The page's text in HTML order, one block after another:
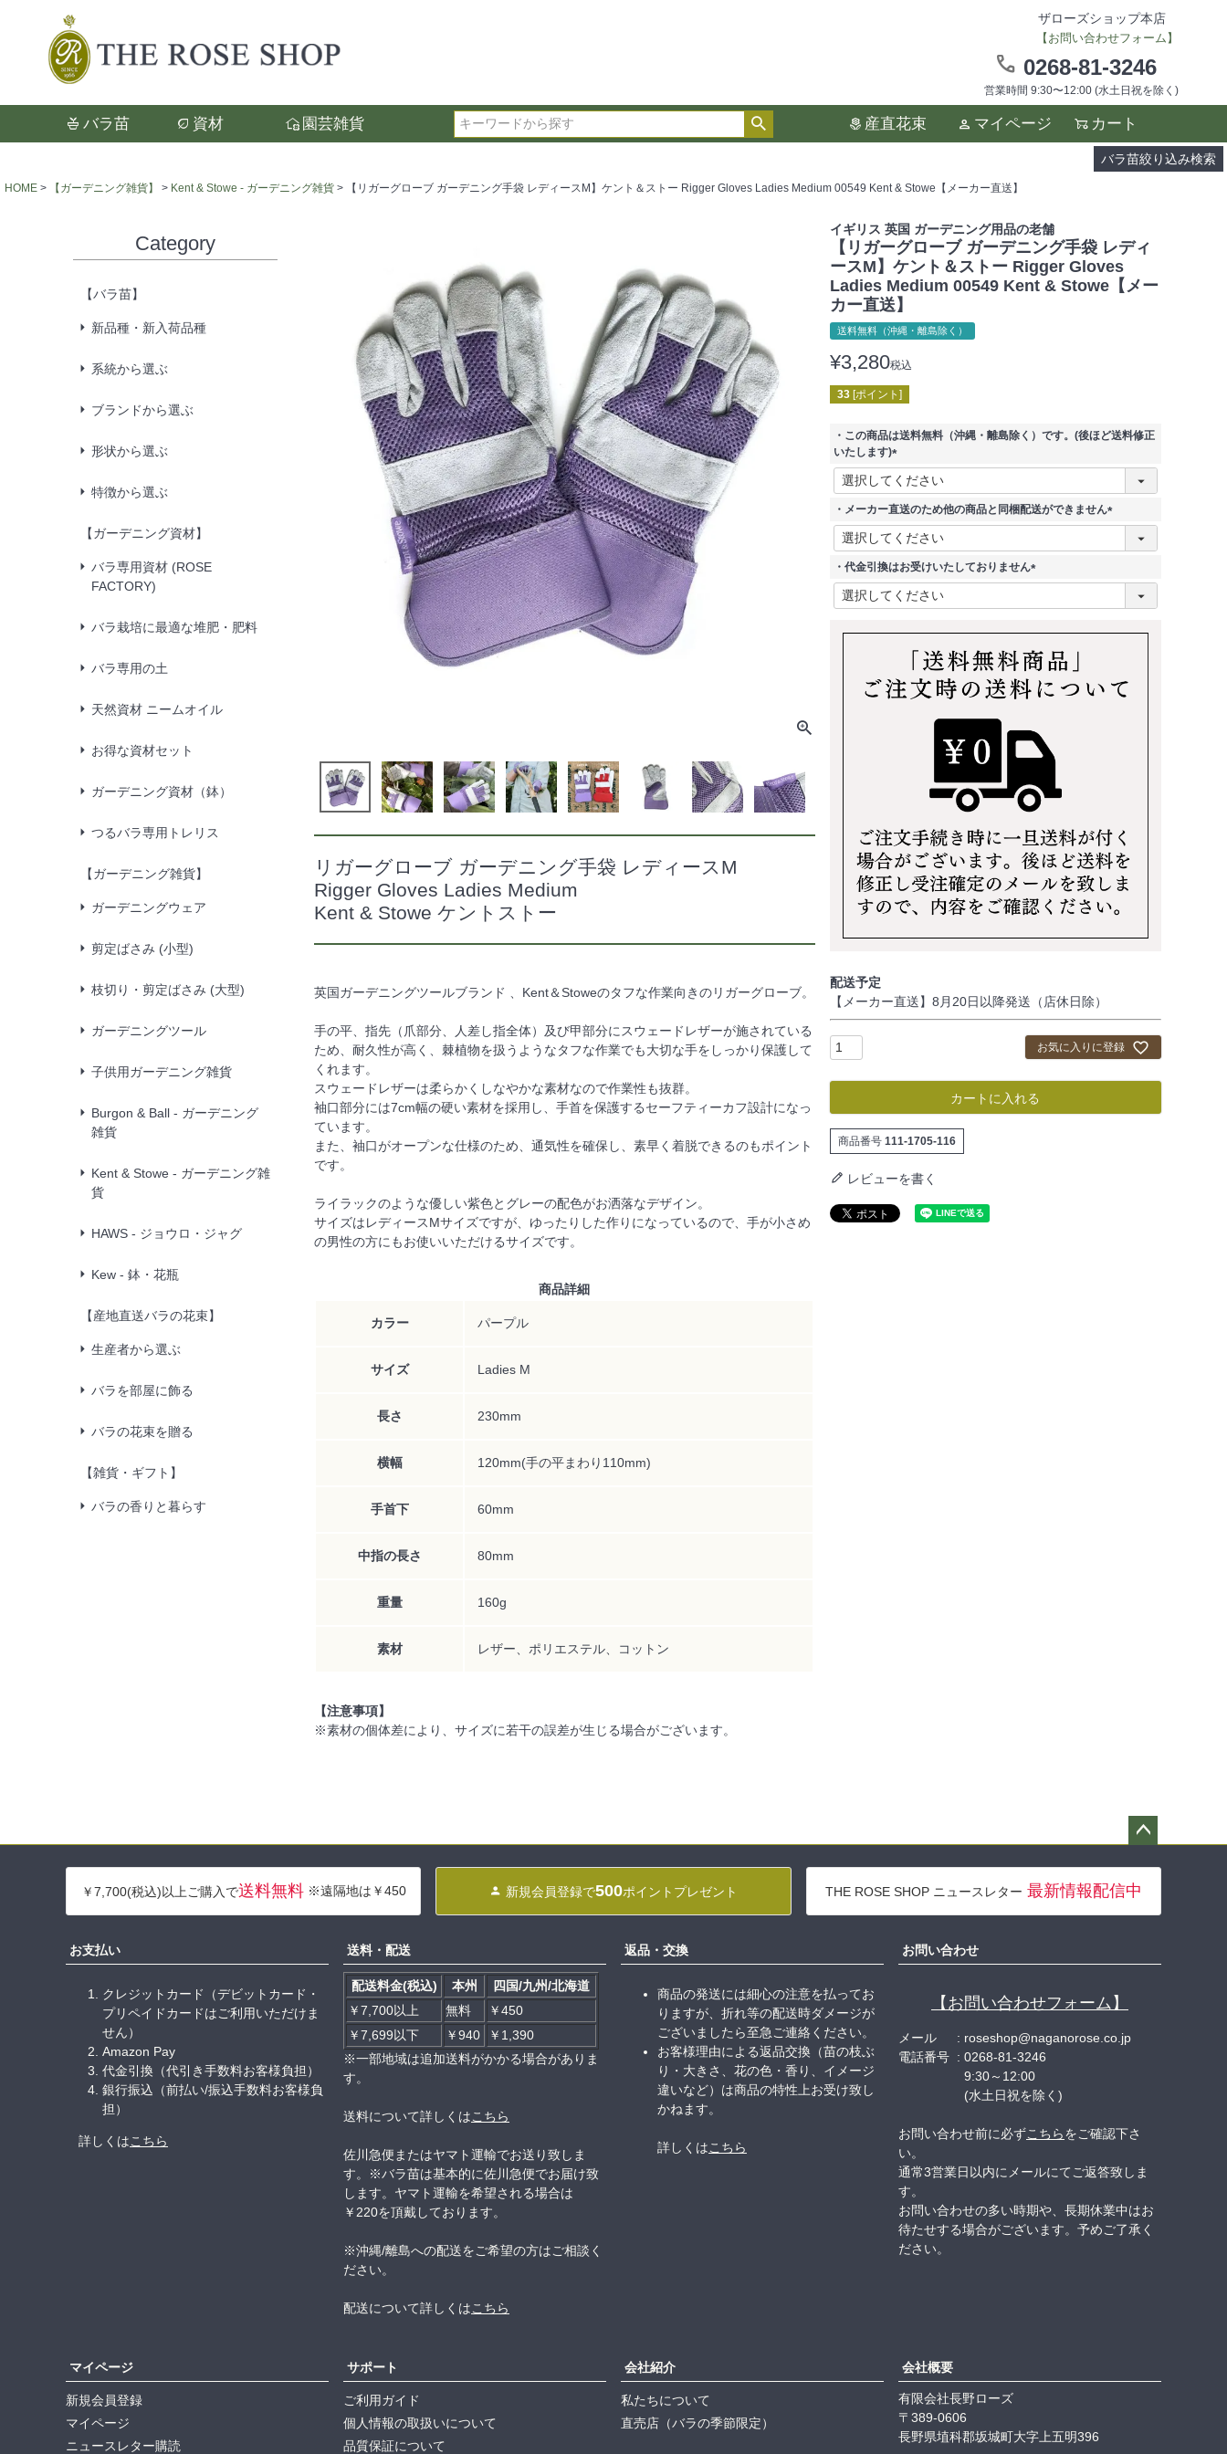
ザローズショップ本店
【お問い合わせフォーム】
0268-81-3246
営業時間 9:30〜12:00 (水土日祝を除く)
バラ苗 資材 園芸雑貨
検索 産直花束 マイページ カート
バラ苗絞り込み検索
検索
選択した項目全てに該当する品種のみ検索結果に表示されます。
タイプ、カラー、ブランドなどは1つずつ選択してください。
HOME 【ガーデニング雑貨】 Kent & Stowe - ガーデニング雑貨 【リガーグローブ ガーデニング手袋 レディースM】ケント＆ストー Rigger Gloves Ladies Medium 00549 Kent & Stowe【メーカー直送】
Category
【バラ苗】
新品種・新入荷品種
系統から選ぶ
ブランドから選ぶ
形状から選ぶ
特徴から選ぶ
【ガーデニング資材】
バラ専用資材 (ROSE
FACTORY)
バラ栽培に最適な堆肥・肥料
バラ専用の土
天然資材 ニームオイル
お得な資材セット
ガーデニング資材（鉢）
つるバラ専用トレリス
【ガーデニング雑貨】
ガーデニングウェア
剪定ばさみ (小型)
枝切り・剪定ばさみ (大型)
ガーデニングツール
子供用ガーデニング雑貨
Burgon & Ball - ガーデニング
雑貨
Kent & Stowe - ガーデニング雑
貨
HAWS - ジョウロ・ジャグ
Kew - 鉢・花瓶
【産地直送バラの花束】
生産者から選ぶ
バラを部屋に飾る
バラの花束を贈る
【雑貨・ギフト】
バラの香りと暮らす
リガーグローブ ガーデニング手袋 レディースM
Rigger Gloves Ladies Medium
Kent & Stowe ケントストー
英国ガーデニングツールブランド 、Kent＆Stoweのタフな作業向きのリガーグローブ。
手の平、指先（爪部分、人差し指全体）及び甲部分にスウェードレザーが施されている
ため、耐久性が高く、棘植物を扱うようなタフな作業でも大切な手をしっかり保護して
くれます。
スウェードレザーは柔らかくしなやかな素材なので作業性も抜群。
袖口部分には7cm幅の硬い素材を採用し、手首を保護するセーフティーカフ設計になっ
ています。
また、袖口がオープンな仕様のため、通気性を確保し、素早く着脱できるのもポイント
です。
ライラックのような優しい紫色とグレーの配色がお洒落なデザイン。
サイズはレディースMサイズですが、ゆったりした作りになっているので、手が小さめ
の男性の方にもお使いいただけるサイズです。
商品詳細
カラー パープル
サイズ Ladies M
長さ 230mm
横幅 120mm(手の平まわり110mm)
手首下 60mm
中指の長さ 80mm
重量 160g
素材 レザー、ポリエステル、コットン
【注意事項】
※素材の個体差により、サイズに若干の誤差が生じる場合がございます。
イギリス 英国 ガーデニング用品の老舗
【リガーグローブ ガーデニング手袋 レディ
ースM】ケント＆ストー Rigger Gloves
Ladies Medium 00549 Kent & Stowe【メー
カー直送】
送料無料（沖縄・離島除く）
¥3,280税込
33 [ポイント]
・この商品は送料無料（沖縄・離島除く）です。(後ほど送料修正
いたします)
(
必
須
・メーカー直送のため他の商品と同梱配送ができません
(
・代金引換はお受けいたしておりません
(
)
配送予定
【メーカー直送】8月20日以降発送（店休日除）
お気に入りに登録
カートに入れる
商品番号 111-1705-116
レビューを書く
ップ
へ
￥7,700(税込)以上ご購入で送料無料※遠隔地は￥450 新規会員登録で500ポイントプレゼント THE ROSE SHOP ニュースレター 最新情報配信中
お支払い
クレジットカード（デビットカード・
プリペイドカードはご利用いただけま
せん）
Amazon Pay
代金引換（代引き手数料お客様負担）
銀行振込（前払い/振込手数料お客様負
担）
詳しくはこちら
送料・配送
配送料金(税込) 本州
四国/九州/北海道
￥7,700以上
無料
￥450
￥7,699以下
￥940
￥1,390
※一部地域は追加送料がかかる場合がありま
す。
送料について詳しくはこちら
佐川急便またはヤマト運輸でお送り致しま
す。※バラ苗は基本的に佐川急便でお届け致
します。ヤマト運輸を希望される場合は
￥220を頂戴しております。
※沖縄/離島への配送をご希望の方はご相談く
ださい。
配送について詳しくはこちら
返品・交換
商品の発送には細心の注意を払ってお
りますが、折れ等の配送時ダメージが
ございましたら至急ご連絡ください。
お客様理由による返品交換（苗の枝ぶ
り・大きさ、花の色・香り、イメージ
違いなど）は商品の特性上お受け致し
かねます。
詳しくはこちら
お問い合わせ
【お問い合わせフォーム】
メール
roseshop@naganorose.co.jp
電話番号
0268-81-3246
9:30～12:00
(水土日祝を除く)
お問い合わせ前に必ずこちらをご確認下さ
い。
通常3営業日以内にメールにてご返答致しま
す。
お問い合わせの多い時期や、長期休業中はお
待たせする場合がございます。予めご了承く
ださい。
マイページ
新規会員登録
マイページ
ニュースレター購読
サポート
ご利用ガイド
個人情報の取扱いについて
品質保証について
会社紹介
私たちについて
直売店（バラの季節限定）
会社概要
有限会社長野ローズ
389-0606
長野県埴科郡坂城町大字上五明396